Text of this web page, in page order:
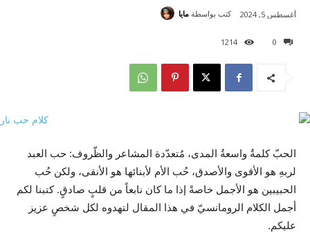
0
1214
أغسطس 5, 2024 كتب بواسطة مايا
الحبّ كلمةٌ واسعةُ المدى، مُتعدّدة المشاعر والظّروف: حب العبد
لربهِ هو الأقوى والأصدق، حُب الأم لأبنائها هو الأنقى، ولكن حُب
الحبيبين هو الأجمل خاصةً إذا ما كان نابعاً من قلبٍ صادقٍ. كتبنا لكم
أجمل الكلام الرومانسيّ في هذا المقال لتهدوه لكل شخصٍ عزيز
عليكم.